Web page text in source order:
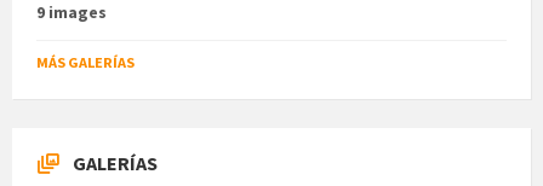
9 images
MÁS GALERÍAS
GALERÍAS